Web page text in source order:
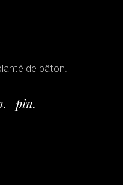
de bâton.
pin.